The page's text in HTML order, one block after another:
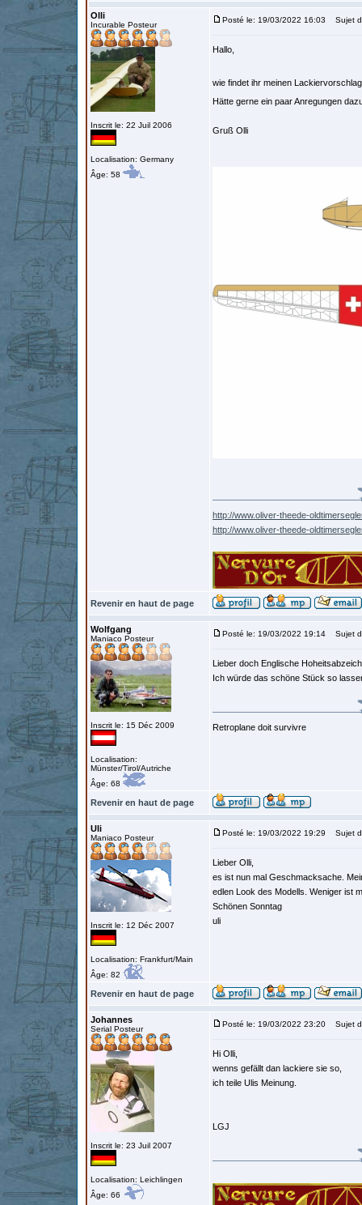
Olli
Incurable Posteur
Inscrit le: 22 Juil 2006
Localisation: Germany
Âge: 58
Posté le: 19/03/2022 16:03 Sujet
Hallo,
wie findet ihr meinen
Hätte gerne ein paar Anregungen
Gruß Olli
http://www.oliver-theede-
http://www.oliver-theede-
Revenir en haut de page
Wolfgang
Maniaco Posteur
Inscrit le: 15 Déc 2009
Localisation:
Münster/Tirol/Autriche
Âge: 68
Posté le: 19/03/2022 19:14 Sujet
Lieber doch Englische
Ich würde das schöne Stück so
Retroplane doit survivre
Revenir en haut de page
Uli
Maniaco Posteur
Inscrit le: 12 Déc 2007
Localisation: Frankfurt/Main
Âge: 82
Posté le: 19/03/2022 19:29 Sujet
Lieber Olli,
es ist nun mal Geschmacksache.
edlen Look des Modells. Weniger ist
Schönen Sonntag
uli
Revenir en haut de page
Johannes
Serial Posteur
Inscrit le: 23 Juil 2007
Localisation: Leichlingen
Âge: 66
Posté le: 19/03/2022 23:20 Sujet
Hi Olli,
wenns gefällt dan lackiere sie so,
ich teile Ulis Meinung.
LGJ